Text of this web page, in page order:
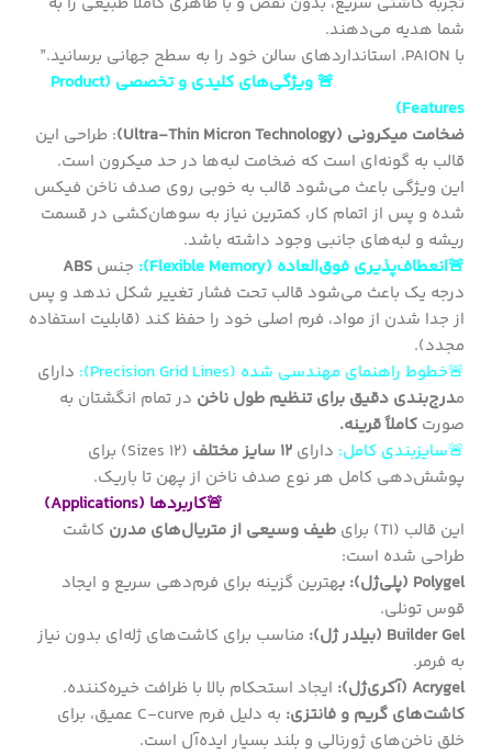
شما هدیه می‌دهند.
با PAION، استانداردهای سالن خود را به سطح جهانی برسانید.”
🚨 ویژگی‌های کلیدی و تخصصی (Product
Features)
ضخامت میکرونی (Ultra-Thin Micron Technology)
: طراحی این
قالب به گونه‌ای است که ضخامت لبه‌ها در حد میکرون است.
این ویژگی باعث می‌شود قالب به خوبی روی صدف ناخن فیکس
شده و پس از اتمام کار، کمترین نیاز به سوهان‌کشی در قسمت
ریشه و لبه‌های جانبی وجود داشته باشد.
🚨انعطاف‌پذیری فوق‌العاده (Flexible Memory):
جنس
درجه یک باعث می‌شود قالب تحت فشار تغییر شکل ندهد و پس
از جدا شدن از مواد، فرم اصلی خود را حفظ کند (قابلیت استفاده
مجدد).
🚨خطوط راهنمای مهندسی شده (Precision Grid Lines):
دارای
مدرج‌بندی دقیق برای تنظیم طول ناخن در تمام انگشتان به
صورت کاملاً قرینه.
🚨سایزبندی کامل: دارای
(12 Sizes) برای
پوشش‌دهی کامل هر نوع صدف ناخن از پهن تا باریک.
🚨کاربردها (Applications)
این قالب (T1) برای
طیف وسیعی از متریال‌های مدرن کاشت
طراحی شده است:
Polygel (پلی‌ژل): ب
هترین گزینه برای فرم‌دهی سریع و ایجاد
قوس تونلی.
Builder Gel (بیلدر ژل):
مناسب برای کاشت‌های ژله‌ای بدون نیاز
به فرمر.
Acrygel (آکری‌ژل):
ایجاد استحکام بالا با ظرافت خیره‌کننده.
کاشت‌های گریم و فانتزی:
به دلیل فرم C-curve عمیق، برای
خلق ناخن‌های ژورنالی و بلند بسیار ایده‌آل است.